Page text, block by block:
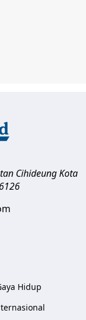
CihideungKota
Hidup